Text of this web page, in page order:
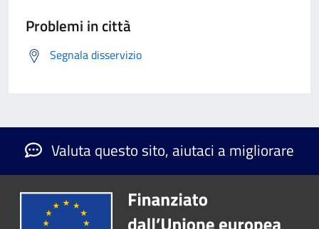
Problemi in città
Segnala disservizio
Valuta questo sito, aiutaci a migliorare